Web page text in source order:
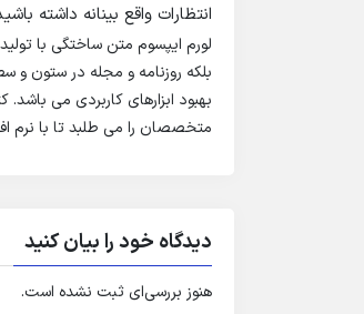
انتظارات واقع بینانه داشته
لورم ایپسوم متن ساختگی با
بلکه روزنامه و مجله در ستون و
بهبود ابزارهای کاربردی می
متخصصان را می طلبد تا با نرم
دیدگاه خود را بیان کنید
هنوز بررسی‌ای ثبت نشده است.